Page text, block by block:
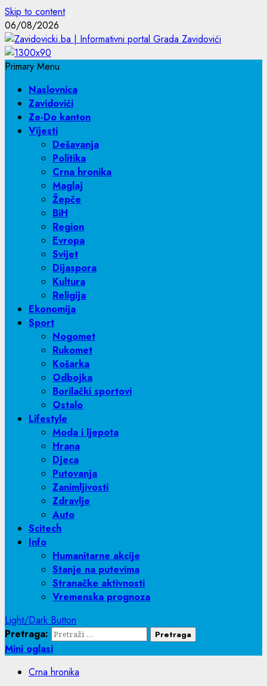
Skip to content
06/08/2026
Primary Menu
Naslovnica
Zavidovići
Ze-Do kanton
Vijesti
Dešavanja
Politika
Crna hronika
Maglaj
Žepče
BiH
Region
Evropa
Svijet
Dijaspora
Kultura
Religija
Ekonomija
Sport
Nogomet
Rukomet
Košarka
Odbojka
Borilački sportovi
Ostalo
Lifestyle
Moda i ljepota
Hrana
Djeca
Putovanja
Zanimljivosti
Zdravlje
Auto
Scitech
Info
Humanitarne akcije
Stanje na putevima
Stranačke aktivnosti
Vremenska prognoza
Light/Dark Button
Pretraga:
Mini oglasi
Crna hronika